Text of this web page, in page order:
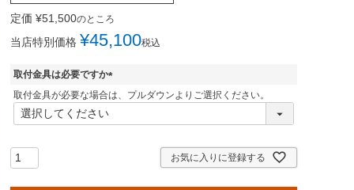
定価 ¥51,500のところ
当店特別価格 ¥45,100税込
取付金具は必要ですか
(
必
取付金具が必要な場合は、プルダウンよりご選択ください。
お気に入りに登録する